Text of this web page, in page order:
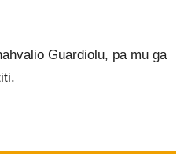
Guardiolu, pa mu ga